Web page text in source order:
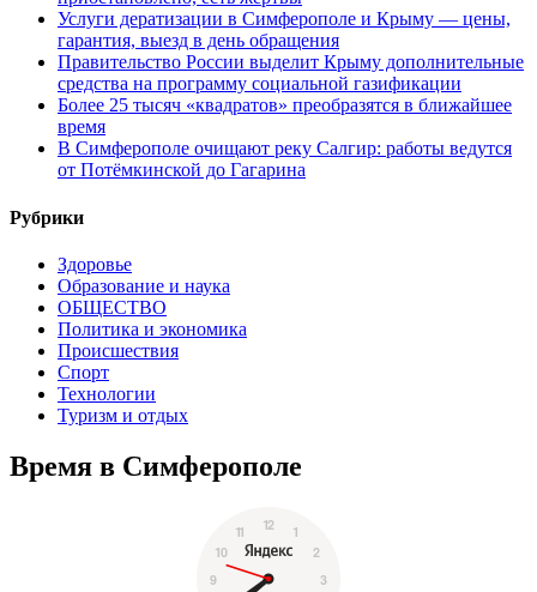
Услуги дератизации в Симферополе и Крыму — цены,
гарантия, выезд в день обращения
Правительство России выделит Крыму дополнительные
средства на программу социальной газификации
Более 25 тысяч «квадратов» преобразятся в ближайшее
время
В Симферополе очищают реку Салгир: работы ведутся
от Потёмкинской до Гагарина
Рубрики
Здоровье
Образование и наука
ОБЩЕСТВО
Политика и экономика
Происшествия
Спорт
Технологии
Туризм и отдых
Время в Симферополе